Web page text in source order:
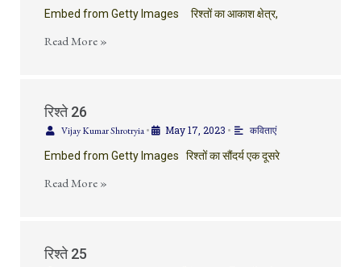
Embed from Getty Images रिश्तों का आकाश क्षेत्र,
Read More »
रिश्ते 26
Vijay Kumar Shrotryia• May 17, 2023 •
कविताएं
Embed from Getty Images रिश्तों का सौंदर्य एक दूसरे
Read More »
रिश्ते 25